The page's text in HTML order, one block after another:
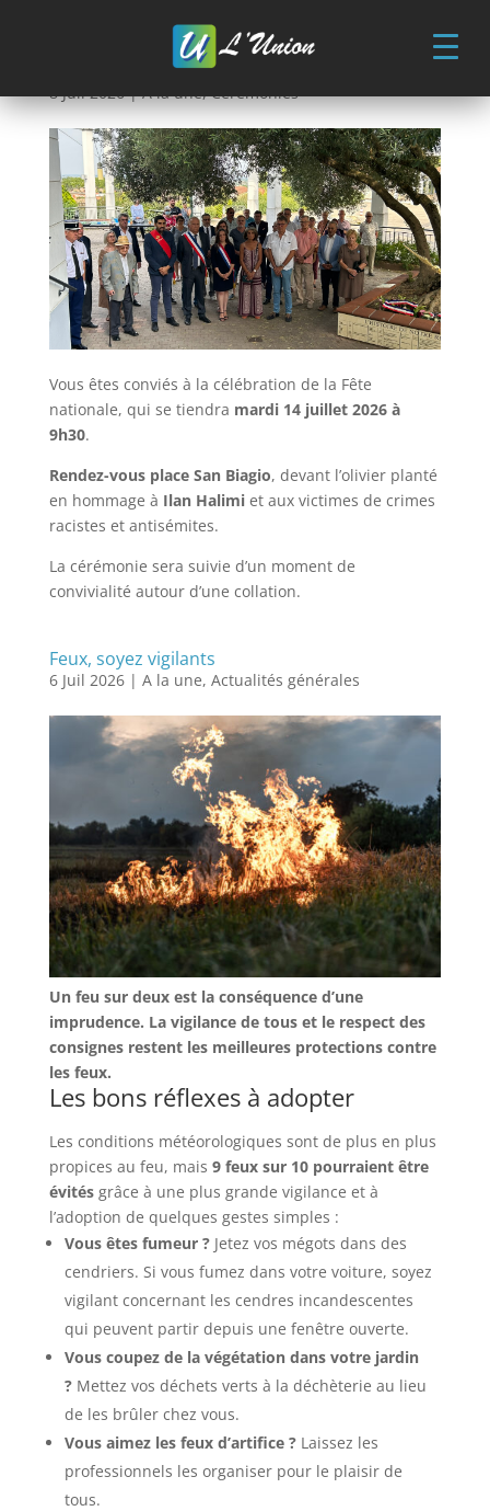
Fête nationale – Mardi 14 juillet 2026
8 Juil 2026|A la une,Cérémonies
Vous êtes conviés à la célébration de la Fête
nationale, qui se tiendra mardi 14 juillet 2026 à
9h30.
Rendez-vous place San Biagio, devant l’olivier planté
en hommage à Ilan Halimiet aux victimes de crimes
racistes et antisémites.
La cérémonie sera suivie d’un moment de
convivialité autour d’une collation.
Feux, soyez vigilants
6 Juil 2026| A la une, Actualités générales
Un feu sur deux est la conséquence d’une
imprudence. La vigilance de tous et le respect des
consignes restent les meilleures protections contre
les feux.
Les bons réflexes à adopter
Les conditions météorologiques sont de plus en plus
propices au feu, mais 9 feux sur 10 pourraient être
évitésgrâce à une plus grande vigilance et à
l’adoption de quelques gestes simples :
Vous êtes fumeur ?Jetez vos mégots dans des
cendriers. Si vous fumez dans votre voiture, soyez
vigilant concernant les cendres incandescentes
qui peuvent partir depuis une fenêtre ouverte.
Vous coupez de la végétation dans votre jardin
?Mettez vos déchets verts à la déchèterie au lieu
de les brûler chez vous.
Vous aimez les feux d’artifice ? Laissez les
professionnels les organiser pour le plaisir de
tous.